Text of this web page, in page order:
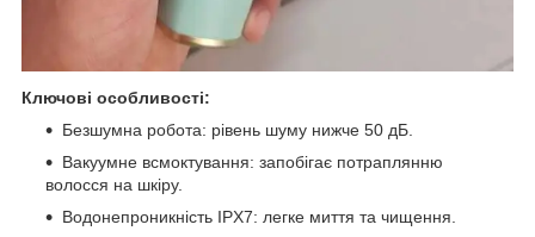
Ключові особливості:
Безшумна робота: рівень шуму нижче 50 дБ.
Вакуумне всмоктування: запобігає потраплянню
волосся на шкіру.
Водонепроникність IPX7: легке миття та чищення.